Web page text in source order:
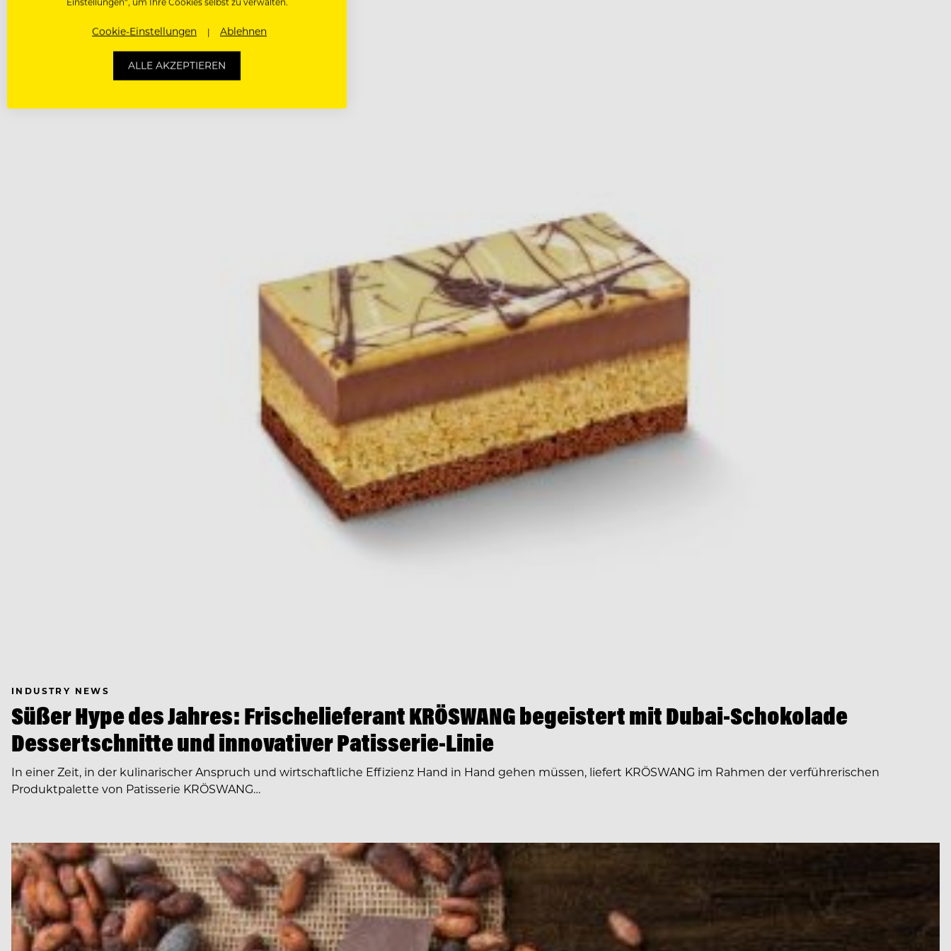
INDUSTRY NEWS
Süßer Hype des Jahres: Frischelieferant KRÖSWANG begeistert mit Dubai-Schokolade
Dessertschnitte und innovativer Patisserie-Linie
In einer Zeit, in der kulinarischer Anspruch und wirtschaftliche Effizienz Hand in Hand gehen müssen, liefert KRÖSWANG im Rahmen der verführerischen
Produktpalette von Patisserie KRÖSWANG…
Cookie-Einstellungen Ablehnen
ALLE AKZEPTIEREN